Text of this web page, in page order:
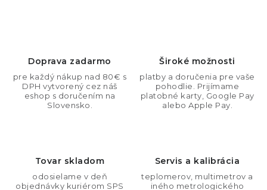
Doprava zadarmo
pre každý nákup nad 80€ s
DPH vytvorený cez náš
eshop s doručením na
Slovensko.
Široké možnosti
platby a doručenia pre vaše
pohodlie. Prijímame
platobné karty, Google Pay
alebo Apple Pay.
Tovar skladom
odosielame v deň
objednávky kuriérom SPS
Servis a kalibrácia
teplomerov, multimetrov a
iného metrologického